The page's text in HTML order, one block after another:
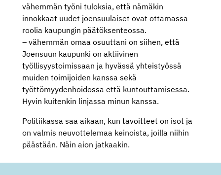
vähemmän työni tuloksia, että nämäkin
innokkaat uudet joensuulaiset ovat ottamassa
roolia kaupungin päätöksenteossa.
– vähemmän omaa osuuttani on siihen, että
Joensuun kaupunki on aktiivinen
työllisyystoimissaan ja hyvässä yhteistyössä
muiden toimijoiden kanssa sekä
työttömyydenhoidossa että kuntouttamisessa.
Hyvin kuitenkin linjassa minun kanssa.
Politiikassa saa aikaan, kun tavoitteet on isot ja
on valmis neuvottelemaa keinoista, joilla niihin
päästään. Näin aion jatkaakin.